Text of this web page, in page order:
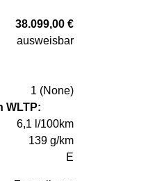
38.099,00 €
ausweisbar
1 (None)
WLTP:
6,1 l/100km
139 g/km
E